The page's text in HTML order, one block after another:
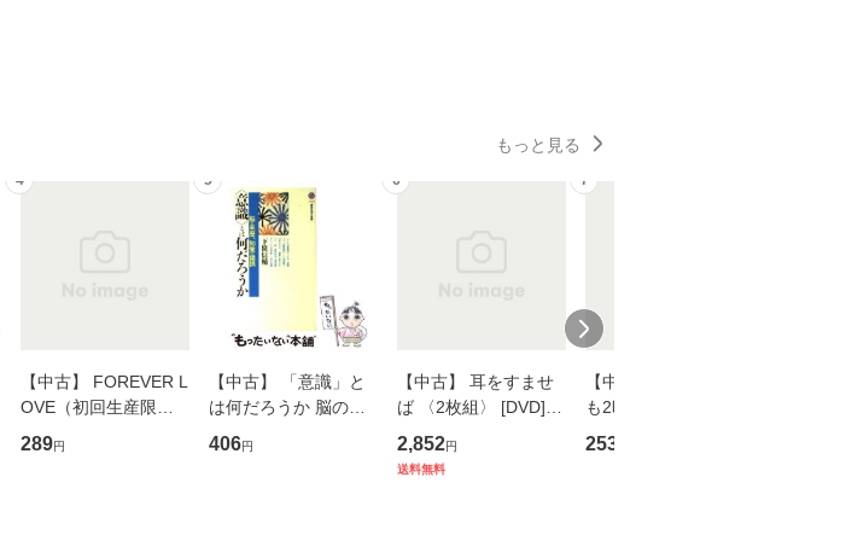
もっと見る
4
【中古】 FOREVER L
OVE（初回生産限定
盤） / 清水翔太×加藤
ミリヤ / [CD]【メール
289円
5
【中古】 「意識」と
は何だろうか 脳の来
歴、知覚の錯誤 （講
談社現代新書） / 下条
406円
6
【中古】 耳をすませ
ば 〈2枚組〉 [DVD] /
ブエナ・ビスタ・ホー
ム・エンターテイメン
2,852円
送料無料
7
【中古】 知識ゼロで
も2時間で決算書が読
めるようになる！ 会
253